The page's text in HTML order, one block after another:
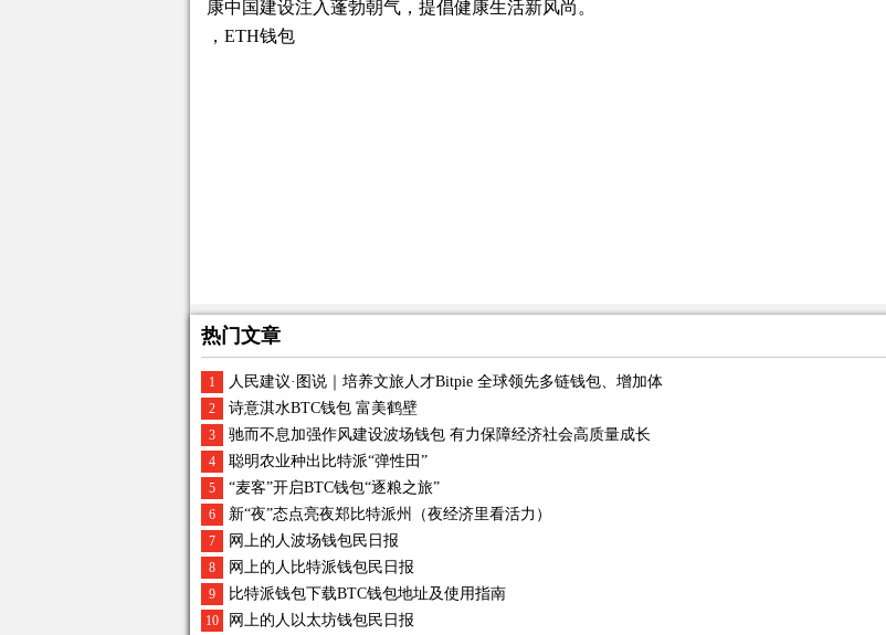
康中国建设注入蓬勃朝气，提倡健康生活新风尚。
，ETH钱包
热门文章
1 人民建议·图说｜培养文旅人才Bitpie 全球领先多链钱包、增加体
2 诗意淇水BTC钱包 富美鹤壁
3 驰而不息加强作风建设波场钱包 有力保障经济社会高质量成长
4 聪明农业种出比特派“弹性田”
5 “麦客”开启BTC钱包“逐粮之旅”
6 新“夜”态点亮夜郑比特派州（夜经济里看活力）
7 网上的人波场钱包民日报
8 网上的人比特派钱包民日报
9 比特派钱包下载BTC钱包地址及使用指南
10 网上的人以太坊钱包民日报